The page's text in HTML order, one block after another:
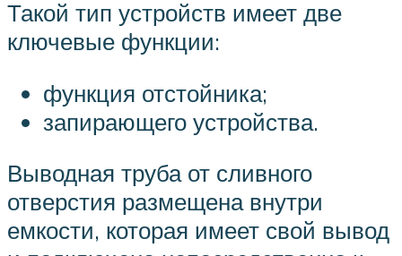
Такой тип устройств имеет две
ключевые функции:
функция отстойника;
запирающего устройства.
Выводная труба от сливного
отверстия размещена внутри
емкости, которая имеет свой вывод